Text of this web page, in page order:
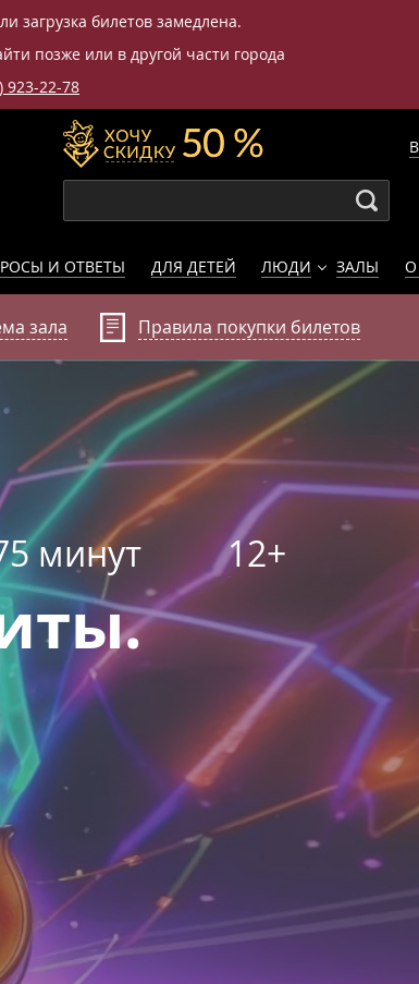
загрузка билетов замедлена.
позже или в другой части города
923-22-78
И ОТВЕТЫ ДЛЯ ДЕТЕЙ ЛЮДИ ЗАЛЫ О
зала Правила покупки билетов
минут 12+